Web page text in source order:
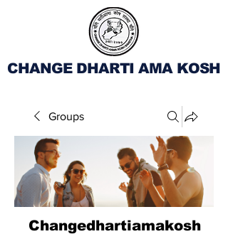
CHANGE DHARTI AMA KOSH
Groups
Changedhartiamakosh